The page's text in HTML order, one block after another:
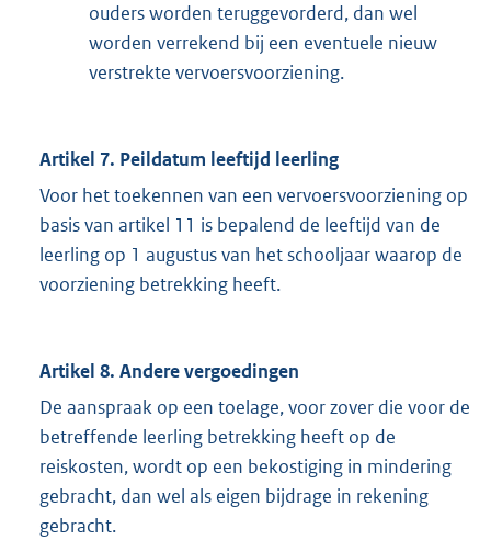
ouders worden teruggevorderd, dan wel
worden verrekend bij een eventuele nieuw
verstrekte vervoersvoorziening.
Artikel 7. Peildatum leeftijd leerling
Voor het toekennen van een vervoersvoorziening op
basis van artikel 11 is bepalend de leeftijd van de
leerling op 1 augustus van het schooljaar waarop de
voorziening betrekking heeft.
Artikel 8. Andere vergoedingen
De aanspraak op een toelage, voor zover die voor de
betreffende leerling betrekking heeft op de
reiskosten, wordt op een bekostiging in mindering
gebracht, dan wel als eigen bijdrage in rekening
gebracht.